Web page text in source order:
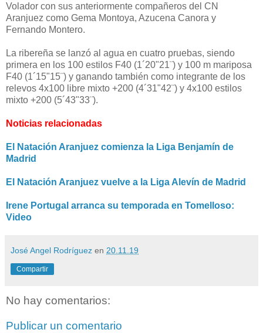
Volador con sus anteriormente compañeros del CN
Aranjuez como Gema Montoya, Azucena Canora y
Fernando Montero.
La ribereña se lanzó al agua en cuatro pruebas, siendo
primera en los 100 estilos F40 (1´20"21¨) y 100 m mariposa
F40 (1´15"15¨) y ganando también como integrante de los
relevos 4x100 libre mixto +200 (4´31"42¨) y 4x100 estilos
mixto +200 (5´43"33¨).
Noticias relacionadas
El Natación Aranjuez comienza la Liga Benjamín de
Madrid
El Natación Aranjuez vuelve a la Liga Alevín de Madrid
Irene Portugal arranca su temporada en Tomelloso:
Video
José Angel Rodríguez en 20.11.19
Compartir
No hay comentarios:
Publicar un comentario